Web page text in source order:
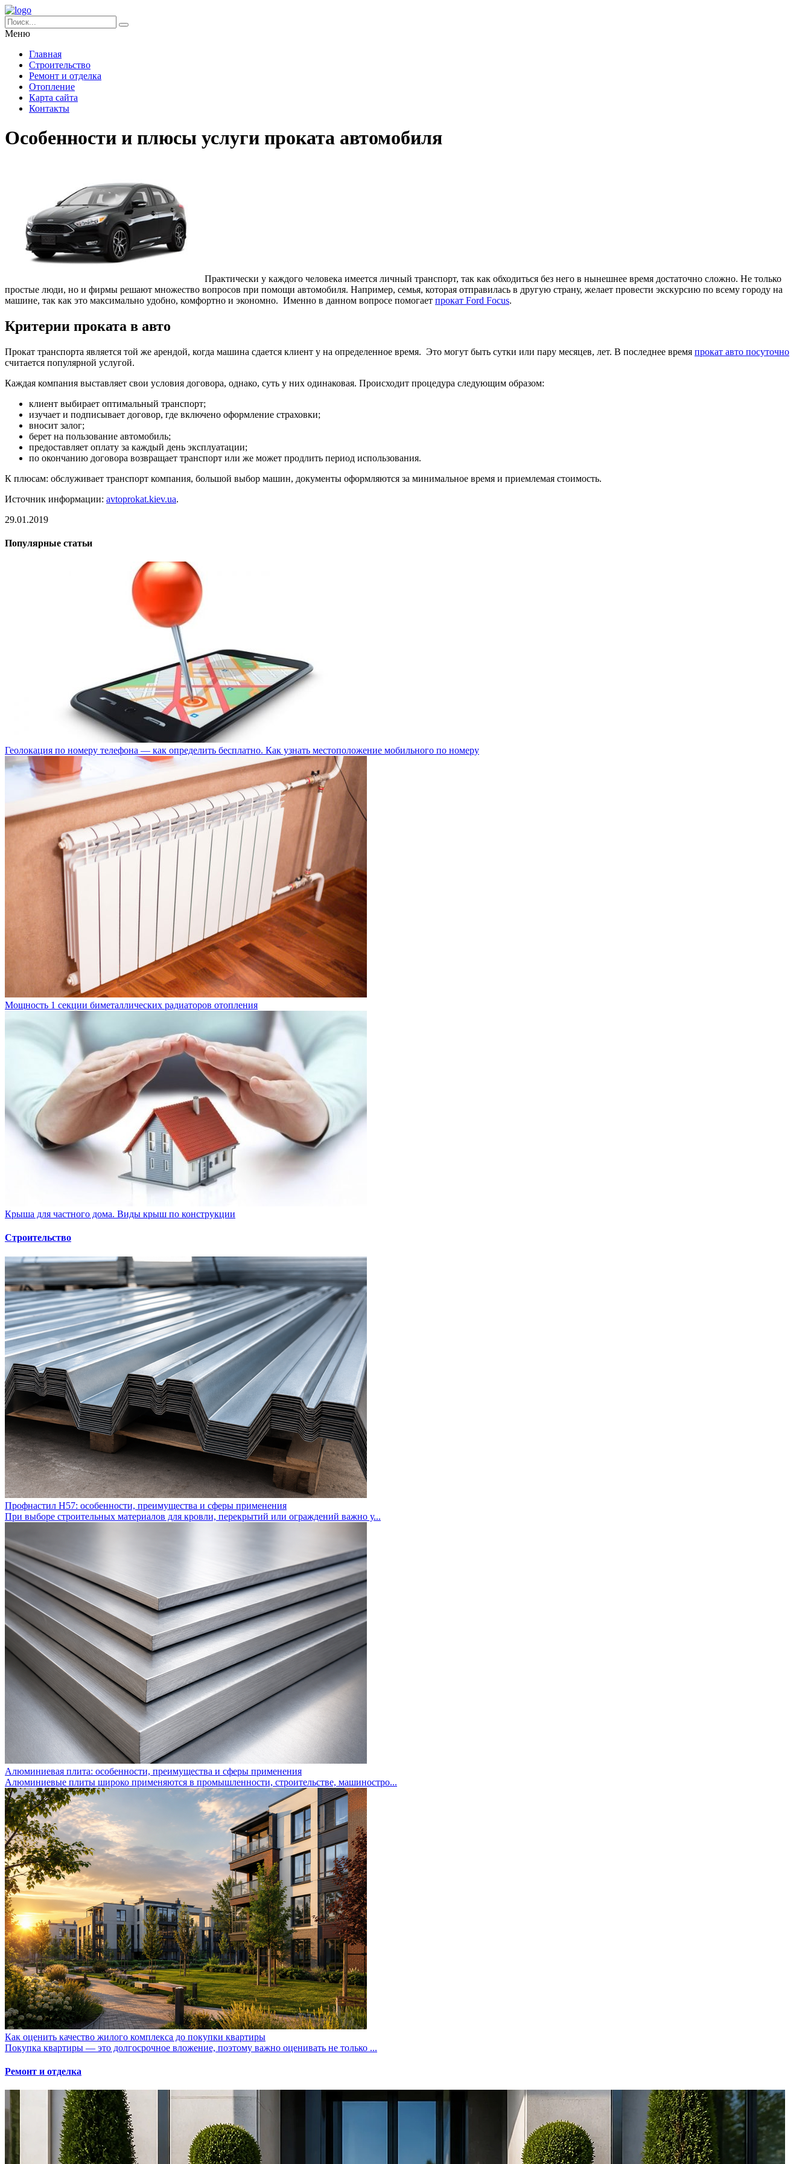
Меню
Главная
Строительство
Ремонт и отделка
Отопление
Карта сайта
Контакты
Особенности и плюсы услуги проката автомобиля
Практически у каждого человека имеется личный транспорт, так как обходиться без него в нынешнее время достаточно сложно. Не только
простые люди, но и фирмы решают множество вопросов при помощи автомобиля. Например, семья, которая отправилась в другую страну, желает провести экскурсию по всему городу на
машине, так как это максимально удобно, комфортно и экономно. Именно в данном вопросе помогает прокат Ford Focus.
Критерии проката в авто
Прокат транспорта является той же арендой, когда машина сдается клиент у на определенное время. Это могут быть сутки или пару месяцев, лет. В последнее время прокат авто посуточно
считается популярной услугой.
Каждая компания выставляет свои условия договора, однако, суть у них одинаковая. Происходит процедура следующим образом:
клиент выбирает оптимальный транспорт;
изучает и подписывает договор, где включено оформление страховки;
вносит залог;
берет на пользование автомобиль;
предоставляет оплату за каждый день эксплуатации;
по окончанию договора возвращает транспорт или же может продлить период использования.
К плюсам: обслуживает транспорт компания, большой выбор машин, документы оформляются за минимальное время и приемлемая стоимость.
Источник информации: avtoprokat.kiev.ua.
29.01.2019
Популярные статьи
Геолокация по номеру телефона — как определить бесплатно. Как узнать местоположение мобильного по номеру
Мощность 1 секции биметаллических радиаторов отопления
Крыша для частного дома. Виды крыш по конструкции
Строительство
Профнастил Н57: особенности, преимущества и сферы применения
При выборе строительных материалов для кровли, перекрытий или ограждений важно у...
Алюминиевая плита: особенности, преимущества и сферы применения
Алюминиевые плиты широко применяются в промышленности, строительстве, машиностро...
Как оценить качество жилого комплекса до покупки квартиры
Покупка квартиры — это долгосрочное вложение, поэтому важно оценивать не только ...
Ремонт и отделка